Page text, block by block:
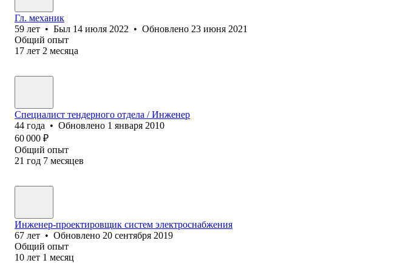
Гл. механик
59 лет • Был 14 июля 2022 • Обновлено 23 июня 2021
Общий опыт
17 лет 2 месяца
Специалист тендерного отдела / Инженер
44 года • Обновлено 1 января 2010
60 000 ₽
Общий опыт
21 год 7 месяцев
Инженер-проектировщик систем электроснабжения
67 лет • Обновлено 20 сентября 2019
Общий опыт
10 лет 1 месяц